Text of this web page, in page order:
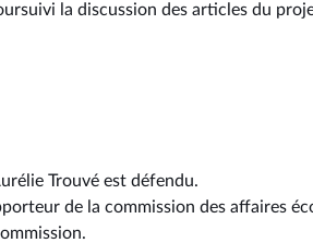
la discussion des articles du
Trouvé est défendu.
de la commission des affaires